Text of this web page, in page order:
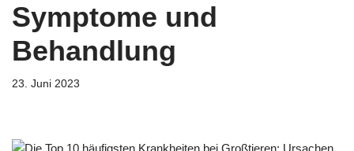
Symptome und
Behandlung
23. Juni 2023